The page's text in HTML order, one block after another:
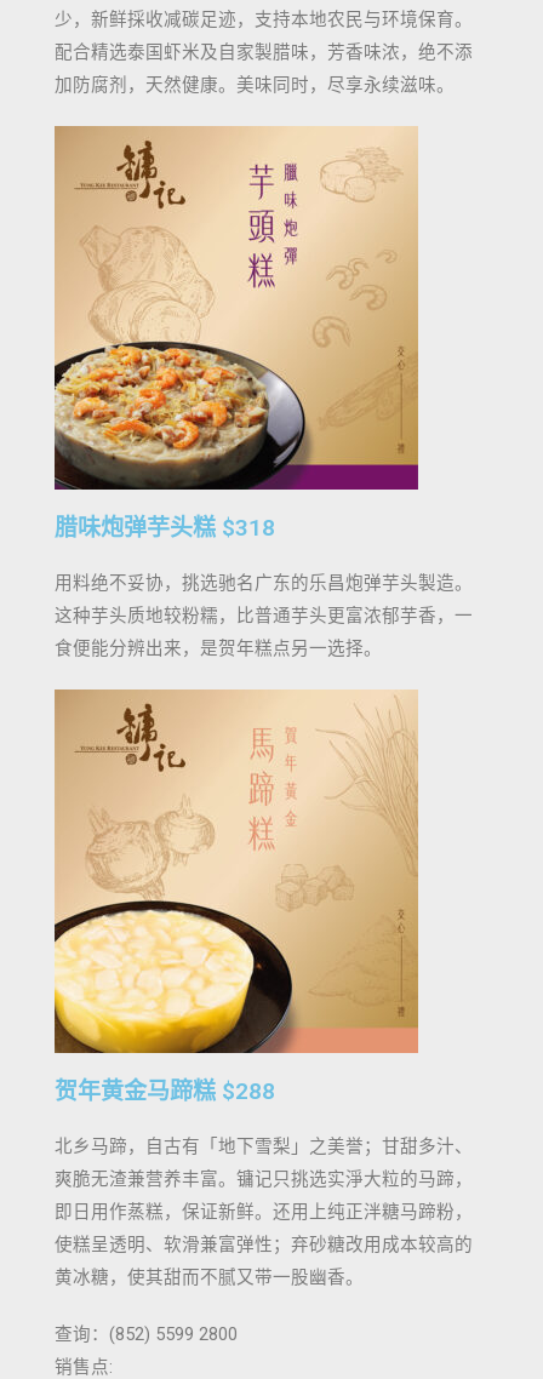
少，新鲜採收减碳足迹，支持本地农民与环境保育。
配合精选泰国虾米及自家製腊味，芳香味浓，绝不添
加防腐剂，天然健康。美味同时，尽享永续滋味。
腊味炮弹芋头糕 $318​
用料绝不妥协，挑选驰名广东的乐昌炮弹芋头製造。
这种芋头质地较粉糯，比普通芋头更富浓郁芋香，一
食便能分辨出来，是贺年糕点另一选择。
贺年黄金马蹄糕 $288​
北乡马蹄，自古有「地下雪梨」之美誉；甘甜多汁、
爽脆无渣兼营养丰富。镛记只挑选实淨大粒的马蹄，
即日用作蒸糕，保证新鲜。还用上纯正泮糖马蹄粉，
使糕呈透明、软滑兼富弹性；弃砂糖改用成本较高的
黄冰糖，使其甜而不腻又带一股幽香。
查询：(852) 5599 2800
销售点: